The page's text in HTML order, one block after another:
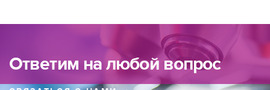
Ответим на любой вопрос